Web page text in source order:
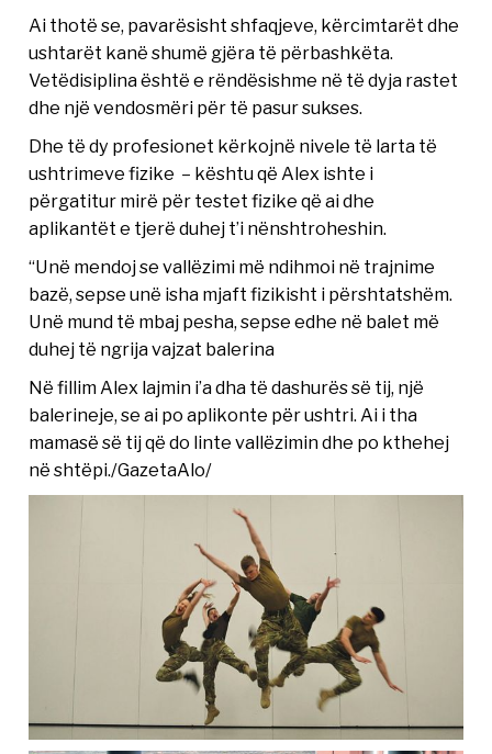
Ai thotë se, pavarësisht shfaqjeve, kërcimtarët dhe
ushtarët kanë shumë gjëra të përbashkëta.
Vetëdisiplina është e rëndësishme në të dyja rastet
dhe një vendosmëri për të pasur sukses.
Dhe të dy profesionet kërkojnë nivele të larta të
ushtrimeve fizike – kështu që Alex ishte i
përgatitur mirë për testet fizike që ai dhe
aplikantët e tjerë duhej t’i nënshtroheshin.
“Unë mendoj se vallëzimi më ndihmoi në trajnime
bazë, sepse unë isha mjaft fizikisht i përshtatshëm.
Unë mund të mbaj pesha, sepse edhe në balet më
duhej të ngrija vajzat balerina
Në fillim Alex lajmin i’a dha të dashurës së tij, një
balerineje, se ai po aplikonte për ushtri. Ai i tha
mamasë së tij që do linte vallëzimin dhe po kthehej
në shtëpi./GazetaAlo/